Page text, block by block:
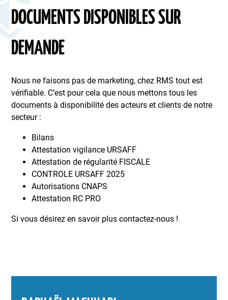
DOCUMENTS DISPONIBLES SUR
DEMANDE
Nous ne faisons pas de marketing, chez RMS tout est
vérifiable. C’est pour cela que nous mettons tous les
documents à disponibilité des acteurs et clients de notre
secteur :
Bilans
Attestation vigilance URSAFF
Attestation de régularité FISCALE
CONTROLE URSAFF 2025
Autorisations CNAPS
Attestation RC PRO
Si vous désirez en savoir plus contactez-nous !